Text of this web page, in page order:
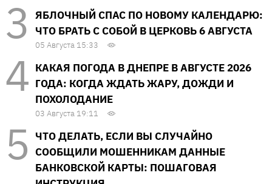
ЯБЛОЧНЫЙ СПАС ПО НОВОМУ КАЛЕНДАРЮ:
ЧТО БРАТЬ С СОБОЙ В ЦЕРКОВЬ 6 АВГУСТА
05 Августа 15:33
КАКАЯ ПОГОДА В ДНЕПРЕ В АВГУСТЕ 2026
ГОДА: КОГДА ЖДАТЬ ЖАРУ, ДОЖДИ И
ПОХОЛОДАНИЕ
03 Августа 19:11
ЧТО ДЕЛАТЬ, ЕСЛИ ВЫ СЛУЧАЙНО
СООБЩИЛИ МОШЕННИКАМ ДАННЫЕ
БАНКОВСКОЙ КАРТЫ: ПОШАГОВАЯ